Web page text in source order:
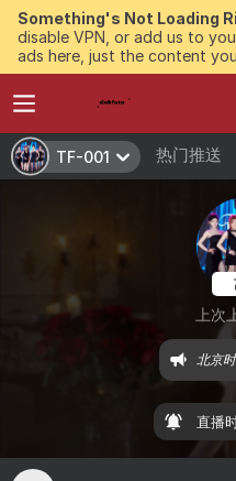
Something's Not Loading
disable VPN, or add us to
ads here, just the content
TF-001 热门推送
上次
北京
直播